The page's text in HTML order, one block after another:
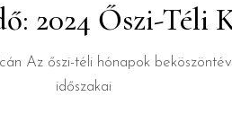
2024 Őszi-Téli
Az őszi-téli hónapok
időszakai